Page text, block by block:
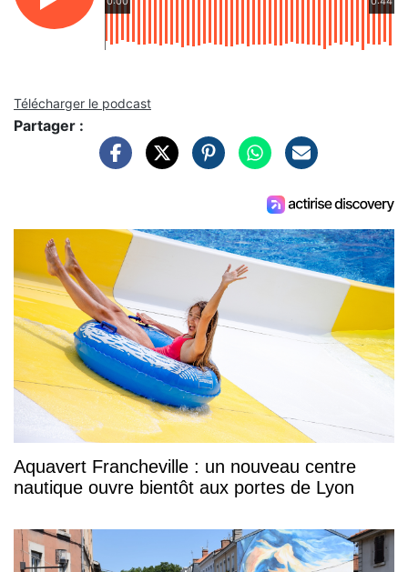
Télécharger le podcast
Partager :
Aquavert Francheville : un nouveau centre
nautique ouvre bientôt aux portes de Lyon